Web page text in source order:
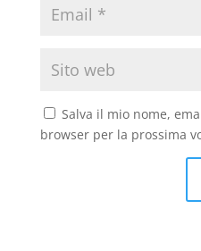
Salva il mio nome,
browser per la prossima